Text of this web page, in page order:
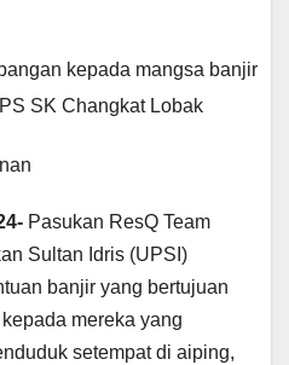
Pasukan ResQ Team
Sultan Idris (UPSI)
banjir yang bertujuan
mereka yang
setempat di aiping,